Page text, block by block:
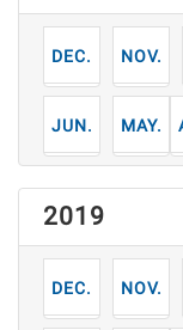
12月 11月
6月 5月
2019
12月 11月